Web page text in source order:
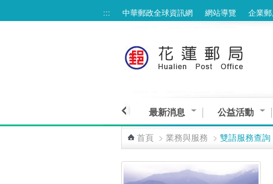
::: 中華郵政全球資訊網 網站導覽 企業
最新消息 公益活動
首頁 > 業務與服務 > 雙語服務查詢